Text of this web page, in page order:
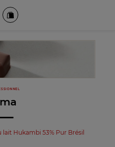
du chocolat
Commandez en ligne
lait Hukambi 53% Pur Brésil